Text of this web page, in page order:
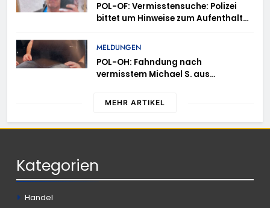
POL-OF: Vermisstensuche: Polizei
bittet um Hinweise zum Aufenthalt
MELDUNGEN
POL-OH: Fahndung nach
vermisstem Michael S. aus
MEHR ARTIKEL
Kategorien
Handel